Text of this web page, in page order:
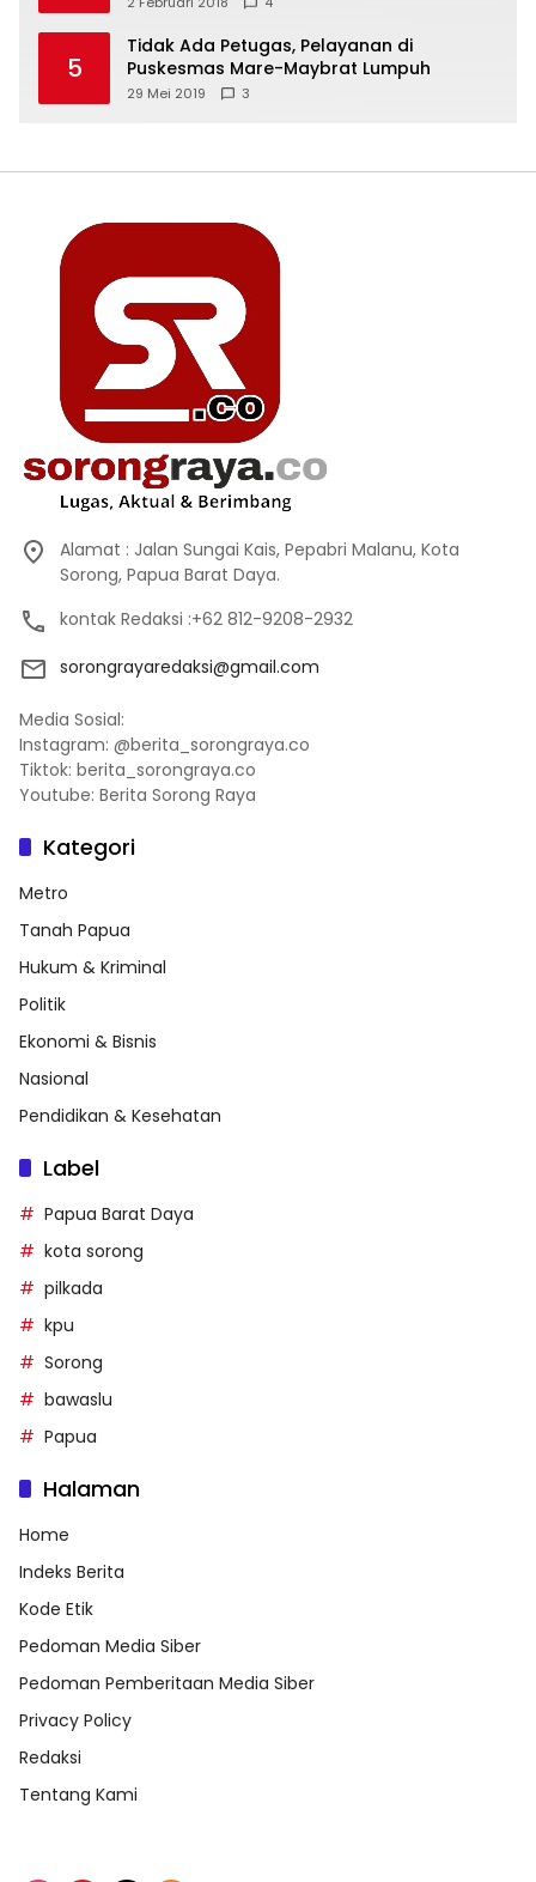
5
Tidak Ada Petugas, Pelayanan di
Puskesmas Mare-Maybrat Lumpuh
29 Mei 2019 3
Alamat : Jalan Sungai Kais, Pepabri Malanu, Kota
Sorong, Papua Barat Daya.
kontak Redaksi :+62 812-9208-2932
sorongrayaredaksi@gmail.com
Media Sosial:
Instagram: @berita_sorongraya.co
Tiktok: berita_sorongraya.co
Youtube: Berita Sorong Raya
Kategori
Metro
Tanah Papua
Hukum & Kriminal
Politik
Ekonomi & Bisnis
Nasional
Pendidikan & Kesehatan
Label
Papua Barat Daya
kota sorong
pilkada
kpu
Sorong
bawaslu
Papua
Halaman
Home
Indeks Berita
Kode Etik
Pedoman Media Siber
Pedoman Pemberitaan Media Siber
Privacy Policy
Redaksi
Tentang Kami